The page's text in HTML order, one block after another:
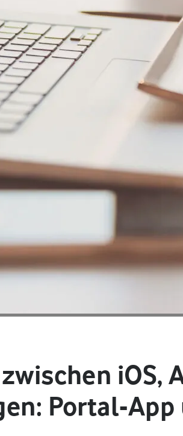
iOS,
Portal-App